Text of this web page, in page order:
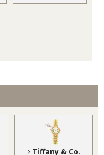
Tiffany & Co.